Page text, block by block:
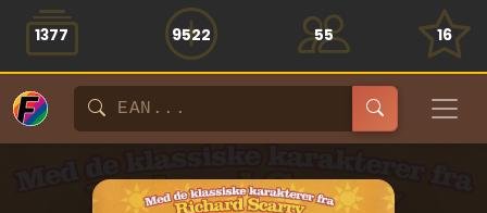
1377 9522 55 16